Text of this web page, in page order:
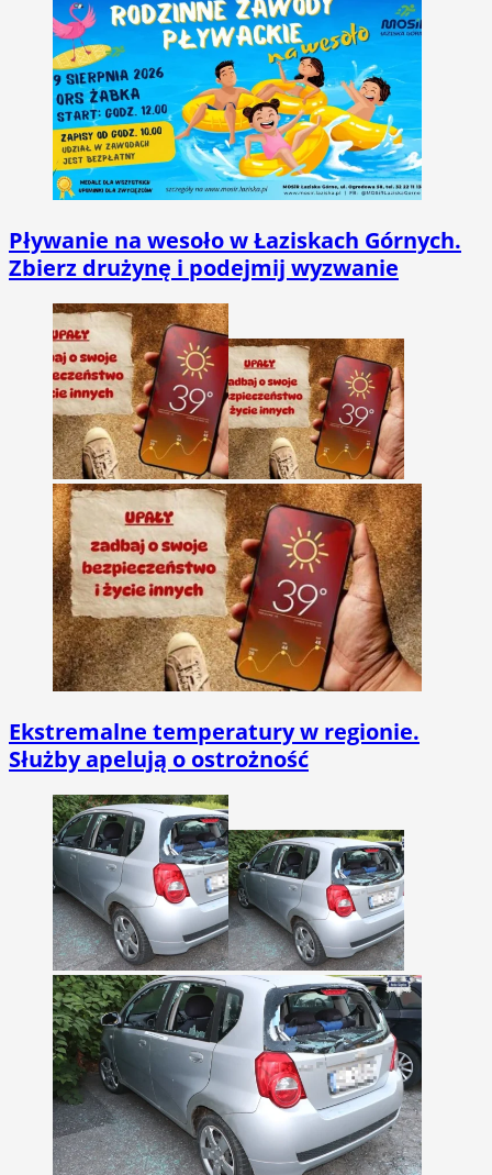
Pływanie na wesoło w Łaziskach Górnych.
Zbierz drużynę i podejmij wyzwanie
Ekstremalne temperatury w regionie.
Służby apelują o ostrożność